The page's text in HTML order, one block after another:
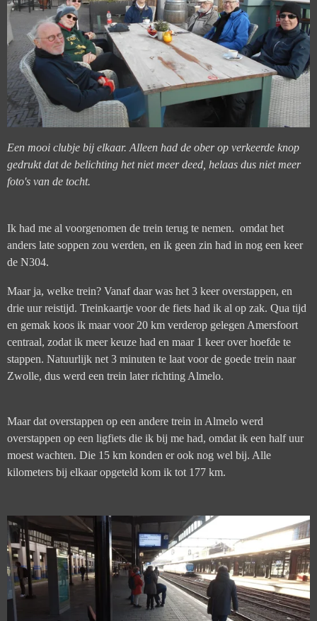
Een mooi clubje bij elkaar. Alleen had de ober op verkeerde knop
gedrukt dat de belichting het niet meer deed, helaas dus niet meer
foto's van de tocht.
Ik had me al voorgenomen de trein terug te nemen. omdat het
anders late soppen zou werden, en ik geen zin had in nog een keer
de N304.
Maar ja, welke trein? Vanaf daar was het 3 keer overstappen, en
drie uur reistijd. Treinkaartje voor de fiets had ik al op zak. Qua tijd
en gemak koos ik maar voor 20 km verderop gelegen Amersfoort
centraal, zodat ik meer keuze had en maar 1 keer over hoefde te
stappen. Natuurlijk net 3 minuten te laat voor de goede trein naar
Zwolle, dus werd een trein later richting Almelo.
Maar dat overstappen op een andere trein in Almelo werd
overstappen op een ligfiets die ik bij me had, omdat ik een half uur
moest wachten. Die 15 km konden er ook nog wel bij. Alle
kilometers bij elkaar opgeteld kom ik tot 177 km.